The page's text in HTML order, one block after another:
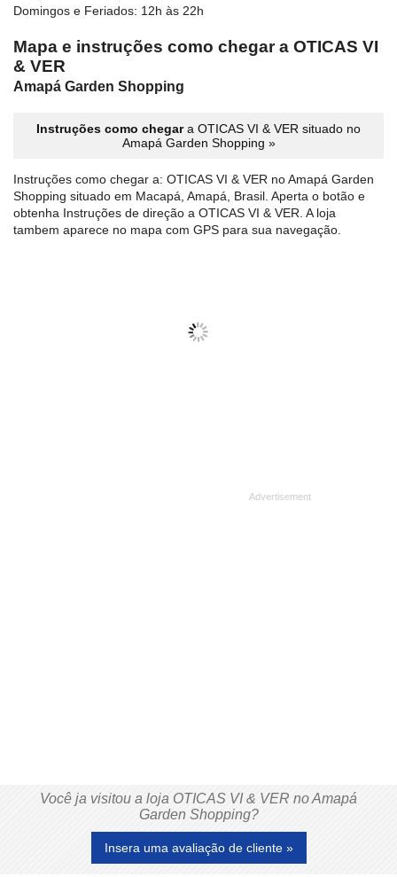
Domingos e Feriados: 12h às 22h
Mapa e instruções como chegar a OTICAS VI
& VER
Amapá Garden Shopping
Instruções como chegara OTICAS VI & VER situado no
Amapá Garden Shopping »
Instruções como chegar a: OTICAS VI & VER no Amapá Garden
Shopping situado em Macapá, Amapá, Brasil. Aperta o botão e
obtenha Instruções de direção a OTICAS VI & VER. A loja
tambem aparece no mapa com GPS para sua navegação.
Você ja visitou a loja OTICAS VI & VER no Amapá
Garden Shopping?
Insera uma avaliação de cliente »